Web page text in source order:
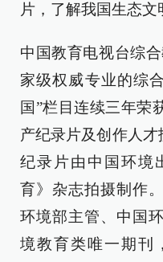
片，了解我国生态文
中国教育电视台综
家级权威专业的综
国”栏目连续三年荣
产纪录片及创作人才
纪录片由中国环境
育》杂志拍摄制作
环境部主管、中国
境教育类唯一期刊